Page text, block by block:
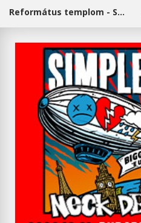
Református templom - Salgótarján